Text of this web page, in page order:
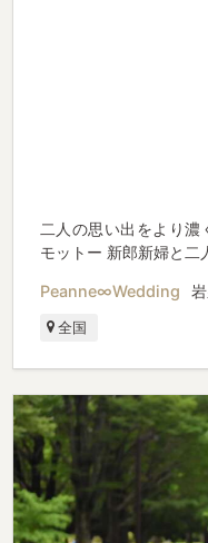
二人の思い出をより
モットー 新郎新婦と二
Peanne∞Wedding
全国